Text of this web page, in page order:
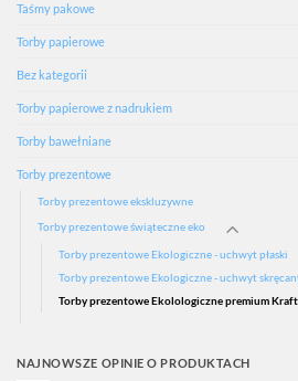
Taśmy pakowe
Torby papierowe
Bez kategorii
Torby papierowe z nadrukiem
Torby bawełniane
Torby prezentowe
Torby prezentowe ekskluzywne
Torby prezentowe świąteczne eko
Torby prezentowe Ekologiczne - uchwyt płaski
Torby prezentowe Ekologiczne - uchwyt
Torby prezentowe Ekolologiczne premium
NAJNOWSZE OPINIE O PRODUKTACH